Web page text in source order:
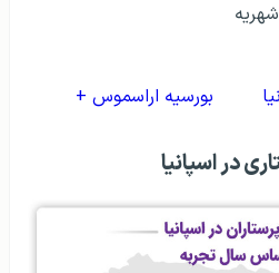
بورسیه اراسموس +
در اسپانیا